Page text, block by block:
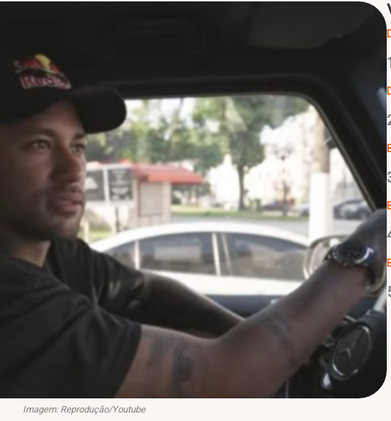
Imagem: Reprodução/Youtube